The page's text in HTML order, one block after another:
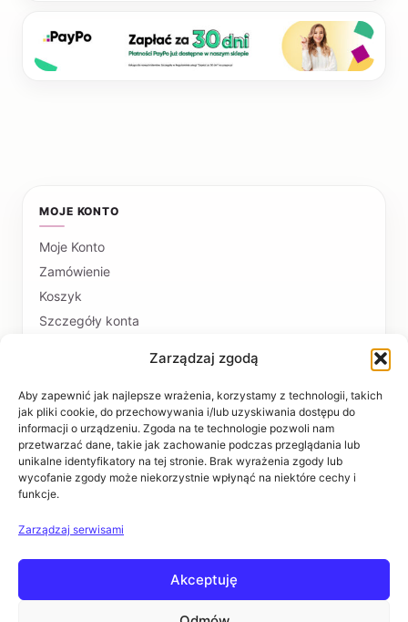
Zarządzaj zgodą
Aby zapewnić jak najlepsze wrażenia, korzystamy z technologii, takich
jak pliki cookie, do przechowywania i/lub uzyskiwania dostępu do
informacji o urządzeniu. Zgoda na te technologie pozwoli nam
przetwarzać dane, takie jak zachowanie podczas przeglądania lub
unikalne identyfikatory na tej stronie. Brak wyrażenia zgody lub
wycofanie zgody może niekorzystnie wpłynąć na niektóre cechy i
funkcje.
Zarządzaj serwisami
Akceptuję
MOJE KONTO
Moje Konto
Zamówienie
Koszyk
Szczegóły konta
PŁATNOŚCI I DOSTAWA
Formy płatności
Czas realizacji i koszty dostawy
INFORMACJE
Regulaminy